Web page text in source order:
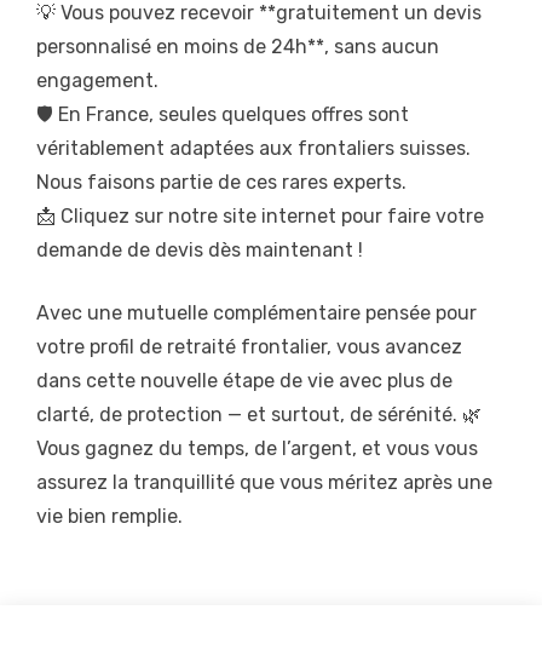
💡 Vous pouvez recevoir **gratuitement un devis
personnalisé en moins de 24h**, sans aucun
engagement.
🛡️ En France, seules quelques offres sont
véritablement adaptées aux frontaliers suisses.
Nous faisons partie de ces rares experts.
📩 Cliquez sur notre site internet pour faire votre
demande de devis dès maintenant !
Avec une mutuelle complémentaire pensée pour
votre profil de retraité frontalier, vous avancez
dans cette nouvelle étape de vie avec plus de
clarté, de protection — et surtout, de sérénité. 🌿
Vous gagnez du temps, de l’argent, et vous vous
assurez la tranquillité que vous méritez après une
vie bien remplie.